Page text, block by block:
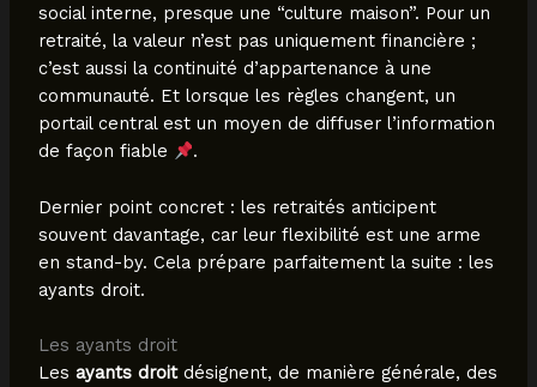
social interne, presque une “culture maison”. Pour un
retraité, la valeur n’est pas uniquement financière ;
c’est aussi la continuité d’appartenance à une
communauté. Et lorsque les règles changent, un
portail central est un moyen de diffuser l’information
de façon fiable
.
Dernier point concret : les retraités anticipent
souvent davantage, car leur flexibilité est une arme
en stand-by. Cela prépare parfaitement la suite : les
ayants droit.
Les ayants droit
Les ayants droitdésignent, de manière générale, des